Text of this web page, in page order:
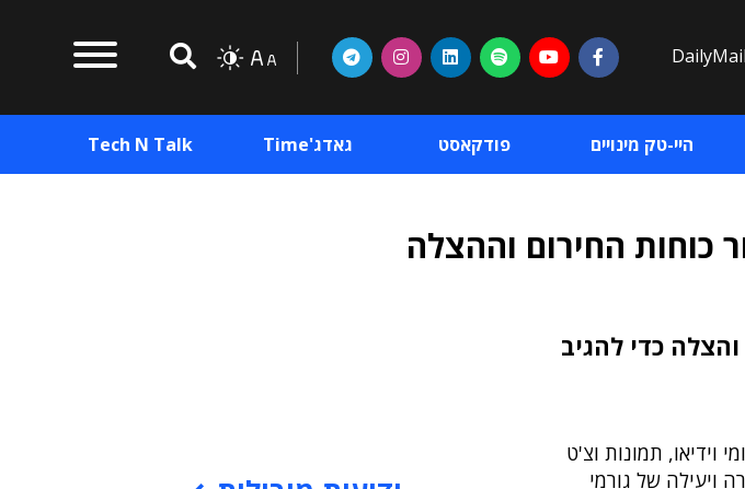
היי-טק מינויים פודקאסט גאדג'Time Tech N Talk
כוחות החירום וההצלה
כדי להגיב
וידיאו, תמונות וצ'ט
ויעילה של גורמי